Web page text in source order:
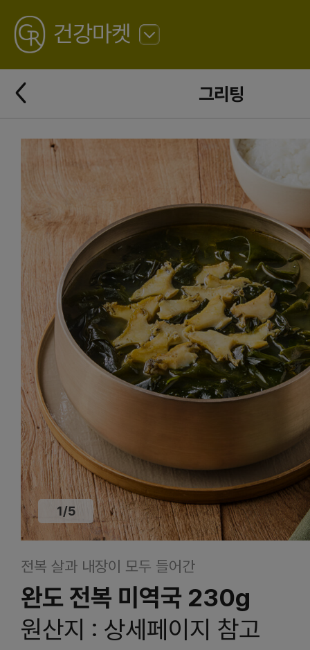
GREATING
건강마켓
로
그리팅
뒤
로
가
1/5
전복 살과 내장이 모두 들어간
완도 전복 미역국 230g
원산지 : 상세페이지 참고